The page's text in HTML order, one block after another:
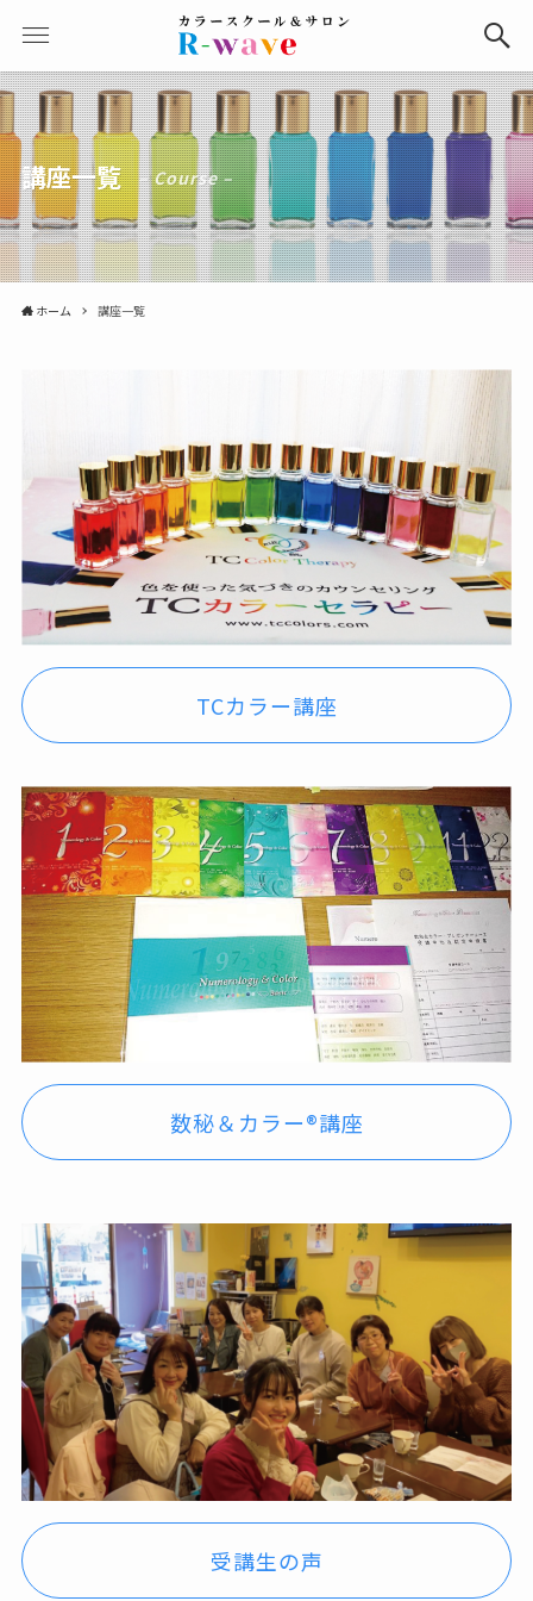
講座一覧 – Course –
ホーム 講座一覧
TCカラー講座
数秘＆カラー®講座
受講生の声